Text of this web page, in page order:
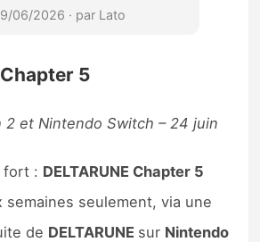
Chapter 5
2 et Nintendo Switch – 24 juin
fort : DELTARUNE Chapter 5
semaines seulement, via une
de DELTARUNE sur Nintendo